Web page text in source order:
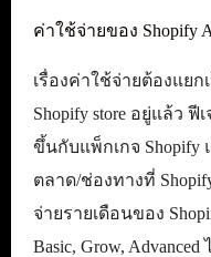
ค่าใช้จ่ายของ Shopify
เรื่องค่าใช้จ่ายต้องแย
Shopify store อยู่แล้ว ฟี
ขึ้นกับแพ็กเกจ
ตลาด/ช่องทางที่
จ่ายรายเดือนของ
Basic, Grow,